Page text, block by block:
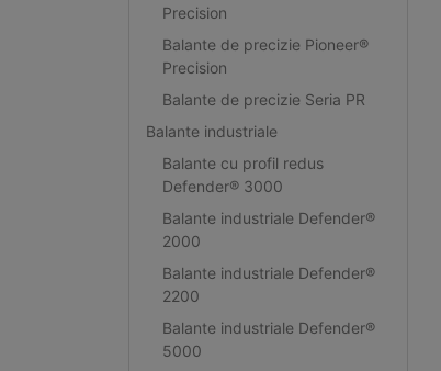
Precision
Balante de precizie Pioneer®
Precision
Balante de precizie Seria PR
Balante industriale
Balante cu profil redus
Defender® 3000
Balante industriale Defender®
2000
Balante industriale Defender®
2200
Balante industriale Defender®
5000